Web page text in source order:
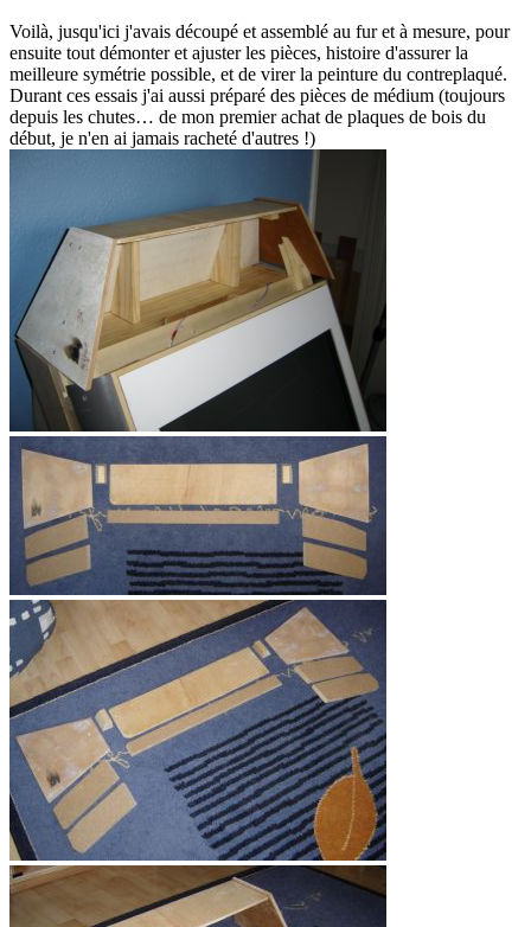
Voilà, jusqu'ici j'avais découpé et assemblé au fur et à mesure, pour
ensuite tout démonter et ajuster les pièces, histoire d'assurer la
meilleure symétrie possible, et de virer la peinture du contreplaqué.
Durant ces essais j'ai aussi préparé des pièces de médium (toujours
depuis les chutes… de mon premier achat de plaques de bois du
début, je n'en ai jamais racheté d'autres !)